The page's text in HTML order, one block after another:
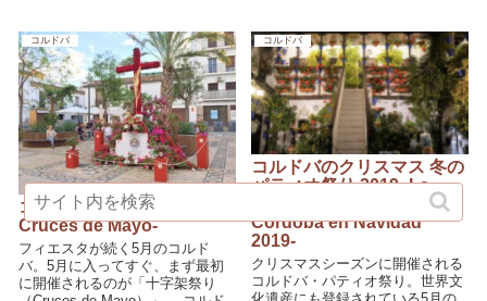
コルドバ
コルドバ 5月の十字架祭り -
Cruces de Mayo-
フィエスタが続く5月のコルド
バ。5月に入ってすぐ、まず最初
に開催されるのが「十字架祭り
コルドバ
コルドバのクリスマス 冬の
パティオ祭り 2019 -La
Fiesta de los Patios de
Córdoba en Navidad
2019-
クリスマスシーズンに開催される
コルドバ・パティオ祭り。世界文